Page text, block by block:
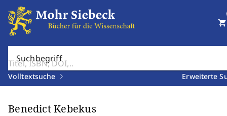
Suchbegriff
Volltextsuche Erweiterte
shopping_cart
Benedict Kebekus